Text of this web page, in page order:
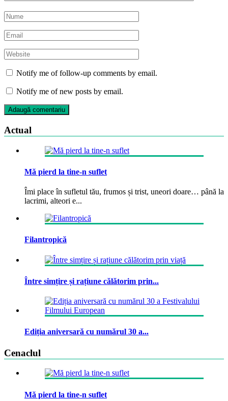
Notify me of follow-up comments by email.
Notify me of new posts by email.
Actual
Mă pierd la tine-n suflet
Îmi place în sufletul tău, frumos și trist, uneori doare… până la
lacrimi, alteori e...
Filantropică
Între simțire și rațiune călătorim prin...
Ediția aniversară cu numărul 30 a...
Cenaclul
Mă pierd la tine-n suflet